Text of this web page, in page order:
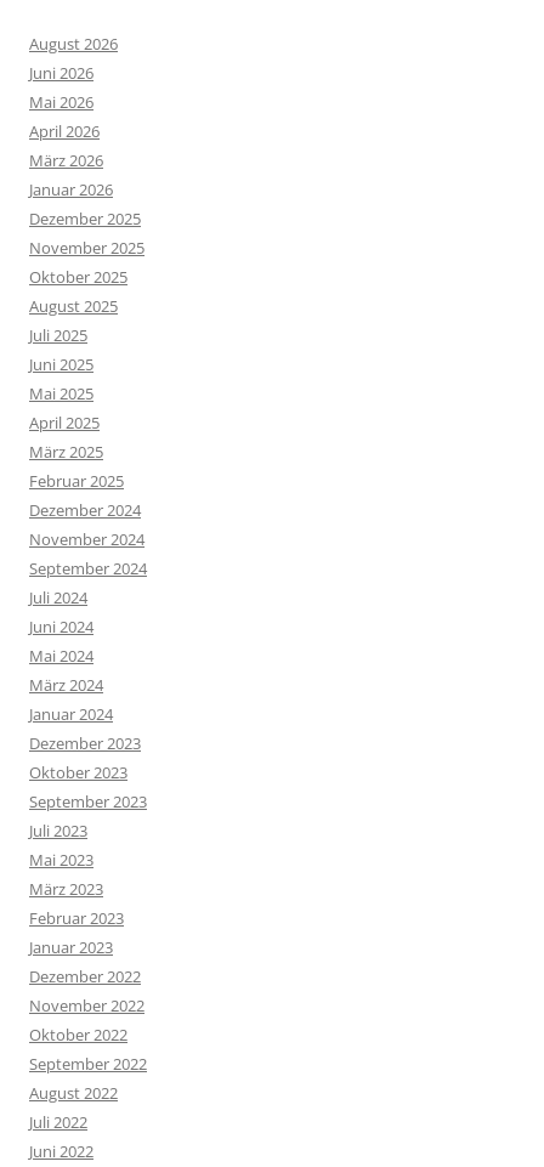
August 2026
Juni 2026
Mai 2026
April 2026
März 2026
Januar 2026
Dezember 2025
November 2025
Oktober 2025
August 2025
Juli 2025
Juni 2025
Mai 2025
April 2025
März 2025
Februar 2025
Dezember 2024
November 2024
September 2024
Juli 2024
Juni 2024
Mai 2024
März 2024
Januar 2024
Dezember 2023
Oktober 2023
September 2023
Juli 2023
Mai 2023
März 2023
Februar 2023
Januar 2023
Dezember 2022
November 2022
Oktober 2022
September 2022
August 2022
Juli 2022
Juni 2022